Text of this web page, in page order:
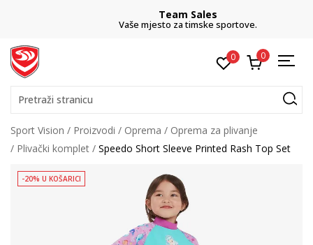
Team Sales
Vaše mjesto za timske sportove.
0 0
Pretraži stranicu
Sport Vision Proizvodi Oprema
Oprema za plivanje
Plivački komplet
Speedo Short Sleeve Printed Rash Top Set
-20% U KOŠARICI